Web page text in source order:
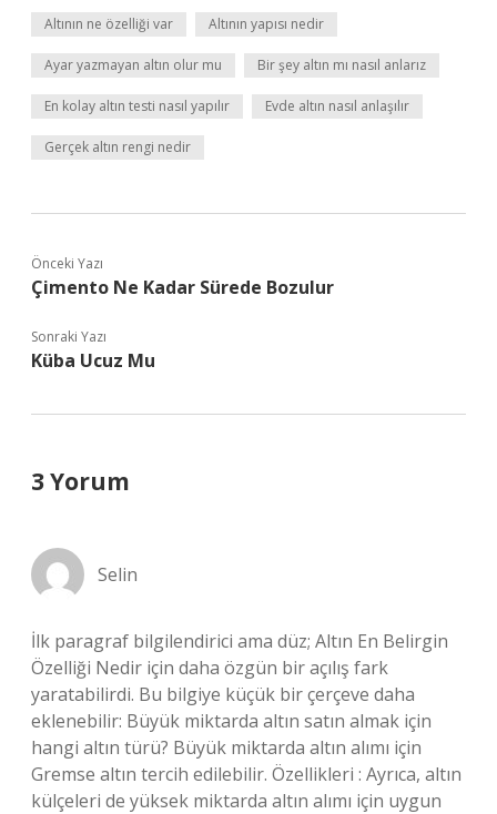
Altının ne özelliği var Altının yapısı nedir
Ayar yazmayan altın olur mu Bir şey altın mı nasıl anlarız
En kolay altın testi nasıl yapılır Evde altın nasıl anlaşılır
Gerçek altın rengi nedir
Önceki Yazı
Çimento Ne Kadar Sürede Bozulur
Sonraki Yazı
Küba Ucuz Mu
3 Yorum
Selin
İlk paragraf bilgilendirici ama düz; Altın En Belirgin
Özelliği Nedir için daha özgün bir açılış fark
yaratabilirdi. Bu bilgiye küçük bir çerçeve daha
eklenebilir: Büyük miktarda altın satın almak için
hangi altın türü? Büyük miktarda altın alımı için
Gremse altın tercih edilebilir. Özellikleri : Ayrıca, altın
külçeleri de yüksek miktarda altın alımı için uygun